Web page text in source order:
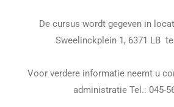
De cursus wordt gegeven in
Sweelinckplein 1, 6371 LB
Voor verdere informatie neemt u
administratie Tel.: 045-